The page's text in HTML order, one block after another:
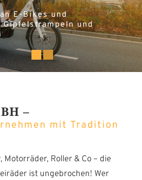
E-Bikes und
Gipfelstrampeln und
–
mit Tradition
Motorräder, Roller & Co – die
ist ungebrochen! Wer